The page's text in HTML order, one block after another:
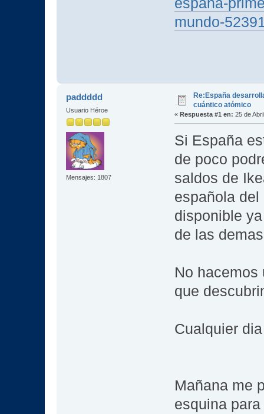
espana-
mundo-
paddddd
Usuario Héroe
Mensajes: 1807
Re:España
cuántico atómico
« Respuesta #1 en: 25 de
Si España
de poco
saldos de
española del
disponible
de las
No hacemos
que
Cualquier
Mañana me
esquina